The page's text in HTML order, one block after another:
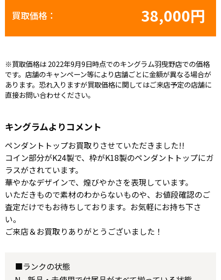
買取価格： 38,000円
※買取価格は 2022年9月9日時点でのキングラム羽曳野店での価格
です。店舗のキャンペーン等により店舗ごとに金額が異なる場合が
あります。恐れ入りますが買取価格に関してはご来店予定の店舗に
直接お問い合わせください。
キングラムよりコメント
ペンダントトップお買取りさせていただきました!!
コイン部分がK24製で、枠がK18製のペンダントトップにガ
ラスがされています。
華やかなデザインで、煌びやかさを表現しています。
いただきもので素材のわからないものや、お値段確認のご
査定だけでもお待ちしております。お気軽にお持ち下さ
い。
ご来店＆お買取りありがとうございました！
■ランクの状態